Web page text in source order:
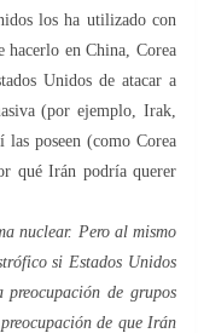
los ha utilizado con
hacerlo en China, Corea
Unidos de atacar a
(por ejemplo, Irak,
poseen (como Corea
qué Irán podría querer
nuclear. Pero al mismo
si Estados Unidos
de grupos
de que Irán